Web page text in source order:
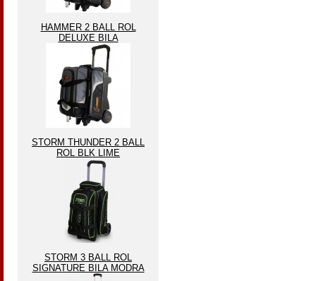
HAMMER 2 BALL ROL
DELUXE BILA
STORM THUNDER 2 BALL
ROL BLK LIME
STORM 3 BALL ROL
SIGNATURE BILA MODRA